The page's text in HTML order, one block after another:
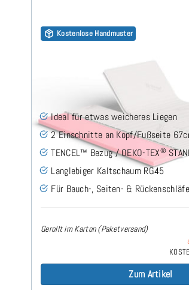
Kostenlose Handmuster
Kaltschaum HR45 (TENCEL™
Topper 180x190 cm
Ideal für etwas weicheres Liegen
2 Einschnitte an Kopf/Fußseite
TENCEL™ Bezug / OEKO-TEX®
Langlebiger Kaltschaum RG45
Für Bauch-, Seiten- &
Gerollt im Karton (Paketversand)
Zum Artikel